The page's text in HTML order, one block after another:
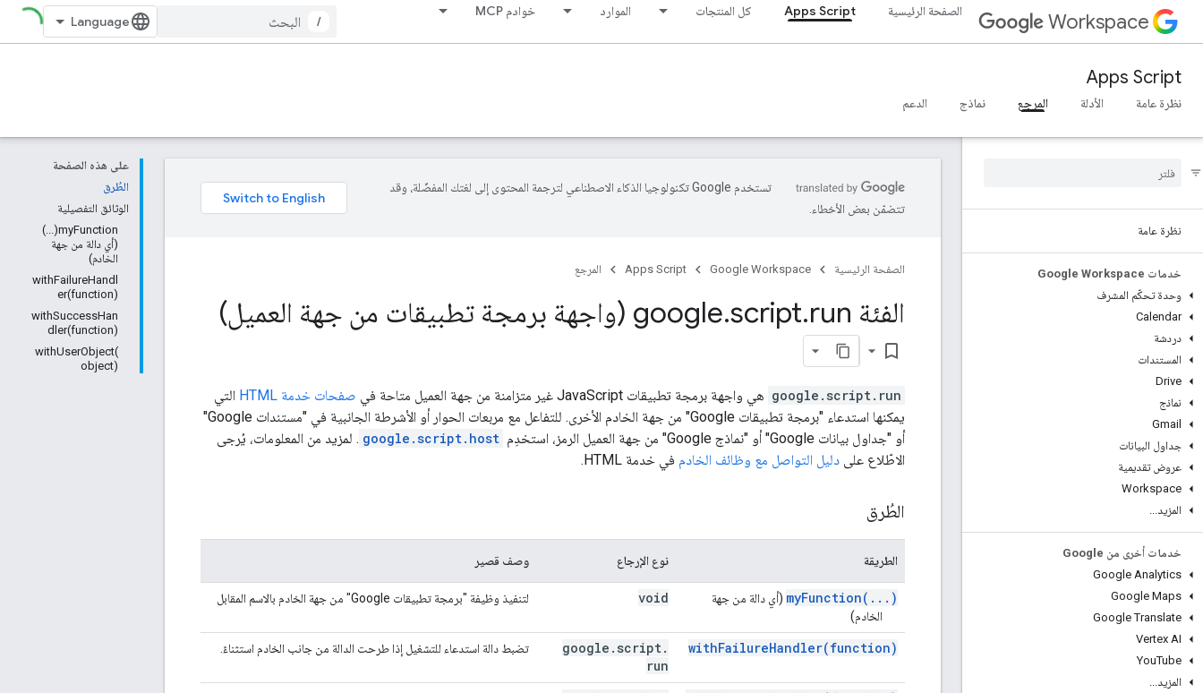
Workspace الصفحة الرئيسية Apps Script كل المنتجات الموارد خوادم MCP
/
Apps Script
نظرة عامة الأدلة المرجع نماذج الدعم
نظرة عامة
خدمات Google Workspace
وحدة تحكّم المشرف
Calendar
دردشة
المستندات
Drive
نماذج
Gmail
جداول البيانات
عروض تقديمية
Workspace
المزيد.
.
.
خدمات أخرى من Google
Google Analytics
Google Maps
Google Translate
Vertex AI
YouTube
المزيد.
.
.
على هذه الصفحة
الطُرق
الوثائق التفصيلية
myFunction(...)
(أي دالة من جهة
الخادم)
withFailureHandl
er(function)
withSuccessHan
dler(function)
withUserObject(
object)
تستخدم Google تكنولوجيا الذكاء الاصطناعي لترجمة المحتوى إلى لغتك المفضّلة، وقد
تتضمّن بعض الأخطاء.
الصفحة الرئيسية Google Workspace
Apps Script المرجع
الفئة google .script.run (واجهة برمجة تطبيقات من جهة العميل)
bookmark_border
google.script.run هي واجهة برمجة تطبيقات JavaScript غير متزامنة من جهة العميل متاحة في صفحات خدمة HTML
التي
يمكنها استدعاء "برمجة تطبيقات Google" من جهة الخادم الأخرى. للتفاعل مع مربعات الحوار أو الأشرطة الجانبية في "مستندات Google"
أو "جداول بيانات Google" أو "نماذج Google" من جهة العميل الرمز، استخدِم
google.script.host . لمزيد من المعلومات، يُرجى
الاطّلاع على دليل التواصل مع وظائف الخادم في خدمة HTML.
الطُرق
الطريقة نوع الإرجاع وصف قصير
myFunction( . . . )
(أي دالة من جهة
الخادم)
void لتنفيذ وظيفة "برمجة تطبيقات Google" من جهة الخادم بالاسم المقابل
withFailureHandler(function)
google . script.
run
تضبط دالة استدعاء للتشغيل إذا طرحت الدالة من جانب الخادم استثناءً.